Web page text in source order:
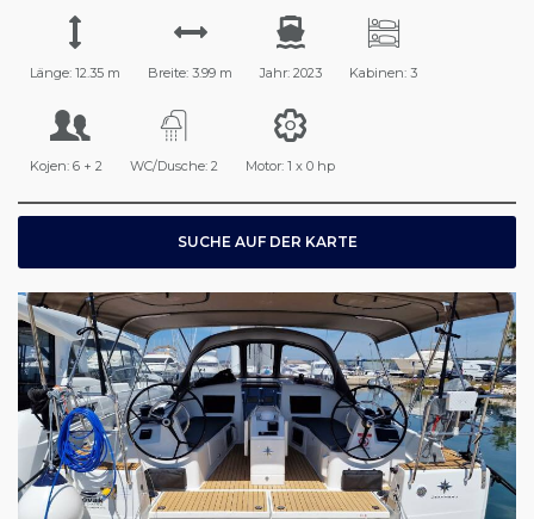
Länge: 12.35 m Breite: 3.99 m Jahr: 2023 Kabinen: 3
Kojen: 6 + 2 WC/Dusche: 2 Motor: 1 x 0 hp
SUCHE AUF DER KARTE